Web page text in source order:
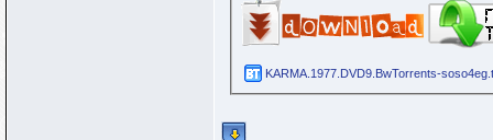
KARMA.1977.DVD9.BwTorrents-